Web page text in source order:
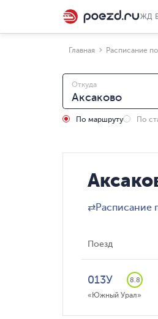
ЖД
Главная Расписание
Откуда
По маршруту По
⇄Расписание
Поезд
013У 8.8
«Южный Урал»